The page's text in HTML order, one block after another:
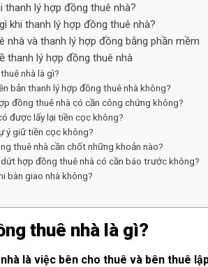
thanh lý hợp đồng thuê nhà?
khi thanh lý hợp đồng thuê nhà?
nhà và thanh lý hợp đồng bằng phần mềm
thanh lý hợp đồng thuê nhà
nhà là gì?
bản thanh lý hợp đồng thuê nhà không?
đồng thuê nhà có cần công chứng không?
được lấy lại tiền cọc không?
ý giữ tiền cọc không?
thuê nhà cần chốt những khoản nào?
hợp đồng thuê nhà có cần báo trước không?
bàn giao nhà không?
thuê nhà là gì?
là việc bên cho thuê và bên thuê